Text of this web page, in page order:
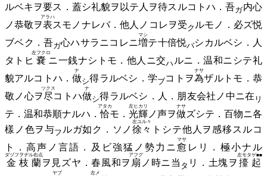
ルベキヲ要ス．蓋シ礼貌ヲ以テ人ヲ待スルコトハ． 吾ガ内心
ノ恭敬ヲ表
アラハ
スモノナレバ．他人ノコレヲ受ク ルモノ．必ズ悦
ブベク． 吾ガ心ハサラニコレニ増
マシ
テ十倍悦バシカルベシ．人
タトヒ 嚢
左フクロ
ニ一銭ナシトモ．他人ニ交ハ ルニ．温和ニシテ礼
貌アルコトハ． 做
ナ
シ得ラルベシ． 学ブコトヲ為
ナサ
ザルトモ．恭
敬ノ心ヲ尽
ツクス
コトハ做
ナ
シ得ラルベシ．人．朋友会社ノ中ニ在 リ
テ．温和恭順ナルハ．恰
アタカ
モ． 光輝
左ヒカリ
ノ声ヲ做
ナサ
ズシテ．百物ニ各
樣ノ色ヲ与フ ルガ如ク．ソノ 徐々
左ユル々
トシテ他人ヲ感移スルコ
ト．高声ノ言語．及ビ強猛ノ勢力ニ愈
マサ
レリ．極小ナル
金枝蘭
ダヅフヲヂル右点
ヲ見ズヤ．春風和ヲ 扇
アフグ
ノ時ニ当 タ リ ．土塊ヲ 擡起
左モタゲ■■
ヤブ 左メ